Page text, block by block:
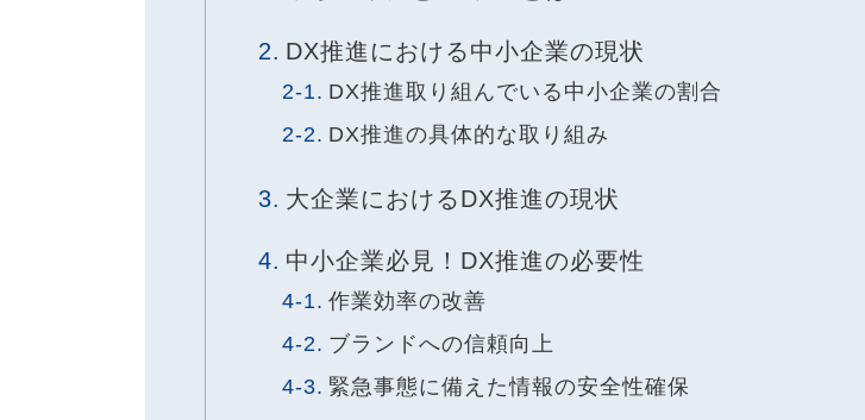
DX推進における中小企業の現状
DX推進取り組んでいる中小企業の割合
DX推進の具体的な取り組み
大企業におけるDX推進の現状
中小企業必見！DX推進の必要性
作業効率の改善
ブランドへの信頼向上
緊急事態に備えた情報の安全性確保